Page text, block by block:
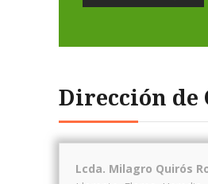
Dirección de
Lcda. Milagro Quirós